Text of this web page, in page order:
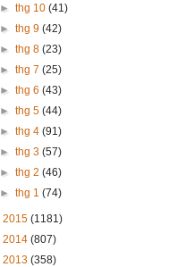
►thg 10(41)
►thg 9(42)
►thg 8(23)
►thg 7(25)
►thg 6(43)
►thg 5(44)
►thg 4(91)
►thg 3(57)
►thg 2(46)
►thg 1(74)
2015 (1181)
2014 (807)
2013 (358)